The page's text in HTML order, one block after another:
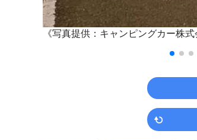
《写真提供：キャンピングカー株式